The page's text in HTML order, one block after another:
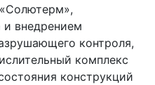
внедрением
контроля,
комплекс
конструкций